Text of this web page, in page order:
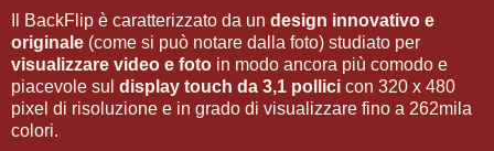
Il BackFlip è caratterizzato da un design innovativo e
originale (come si può notare dalla foto) studiato per
visualizzare video e foto in modo ancora più comodo e
piacevole sul display touch da 3,1 pollici con 320 x 480
pixel di risoluzione e in grado di visualizzare fino a 262mila
colori.